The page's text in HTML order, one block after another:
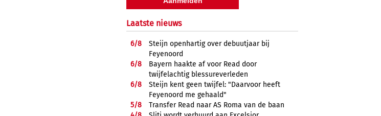
Laatste nieuws
6/8
Steijn openhartig over debuutjaar bij
Feyenoord
6/8
Bayern haakte af voor Read door
twijfelachtig blessureverleden
6/8
Steijn kent geen twijfel: "Daarvoor heeft
Feyenoord me gehaald"
5/8
Transfer Read naar AS Roma van de baan